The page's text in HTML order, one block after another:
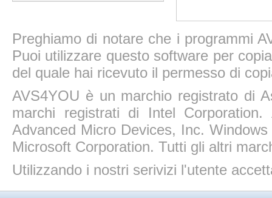
Preghiamo di notare che i programmi
Puoi utilizzare questo software per
del quale hai ricevuto il permesso di
AVS4YOU è un marchio registrato di
marchi registrati di Intel
Advanced Micro Devices, Inc.
Microsoft Corporation. Tutti gli altri
Utilizzando i nostri serivizi l'utente